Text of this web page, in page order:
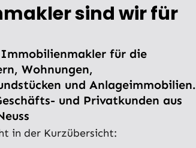
sind wir für
für die
Wohnungen,
und Anlageimmobilien.
und Privatkunden aus
in der Kurzübersicht: